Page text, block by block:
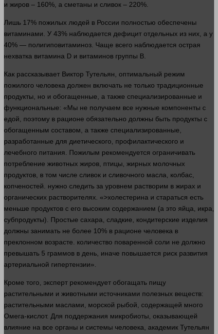
и жиров – 160%, а сметаны и сливок – 220%.
Лишь 17% пожилых людей в России полностью обеспечены
витаминами. У 43% наблюдается дефицит отдельных из них, а у
40% — полигиповитаминоз. Чаще всего наблюдается острая
нехватка витамина D и витаминов группы В.
Как рассказывает Виктор Тутельян, оптимальный режим
пожилого человека должен включать не только традиционные
продукты, но и обогащенные, а также специализированные и
функциональные: «Мы не получаем все нужные компоненты с
едой, поэтому в рационе обязательно должны быть продукты с
обогащенным составом, а также специализированные,
разработанные для диетического, профилактического и
лечебного питания. Пожилым рекомендуется ограничивать
потребление животных жиров, птицы, жирных молочных
продуктов, в том числе сливок и сливочного масла, колбас,
копченостей. нужно следить за уровнем растворим в жирах и
органических растворителях. «>холестерина и стараться есть
меньше продуктов с его высоким содержанием (а это яйца, икра,
субпродукты). Простые сахара, сладкие, кондитерские изделия
должны занимать не более 10% в рационе человека в
преклонном возрасте. количество поваренной соли не должно
превышать 5 граммов в день , иначе повышается риск развития
артериальной гипертензии».
Кроме того, эксперт рекомендует обогащать пищу
растительными и животными источниками полезных веществ:
растительными маслами, морской рыбой, содержащей много
Омега-кислот. Для поддержания микробиоты, оказывающей
влияние на все органы и системы человека , академик Тутельян